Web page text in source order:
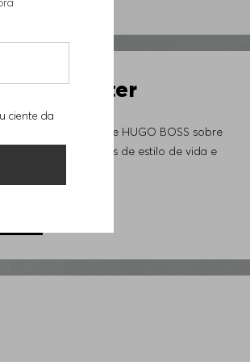
ciente da
Newsletter
da Loja Online HUGO BOSS sobre
exclusivos, trends de estilo de vida e